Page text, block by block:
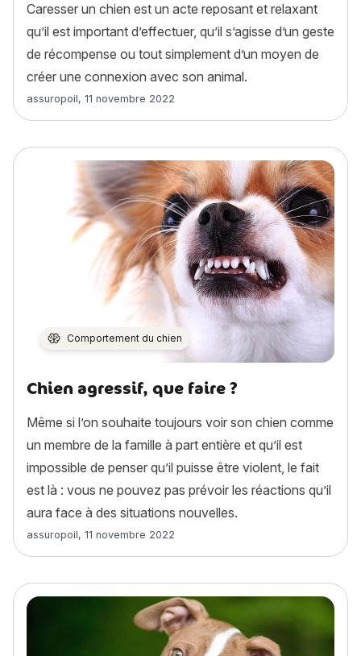
Caresser un chien est un acte reposant et relaxant
qu’il est important d’effectuer, qu’il s’agisse d’un geste
de récompense ou tout simplement d’un moyen de
créer une connexion avec son animal.
Article rédigé par
assuropoil, 11 novembre 2022
Comportement du chien
Chien agressif, que faire ?
Même si l’on souhaite toujours voir son chien comme
un membre de la famille à part entière et qu’il est
impossible de penser qu’il puisse être violent, le fait
est là : vous ne pouvez pas prévoir les réactions qu’il
aura face à des situations nouvelles.
Article rédigé par
assuropoil, 11 novembre 2022